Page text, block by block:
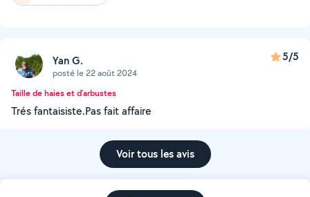
Yan G.
posté le 22 août 2024
5/5
Taille de haies et d'arbustes
Trés fantaisiste.Pas fait affaire
Voir tous les avis